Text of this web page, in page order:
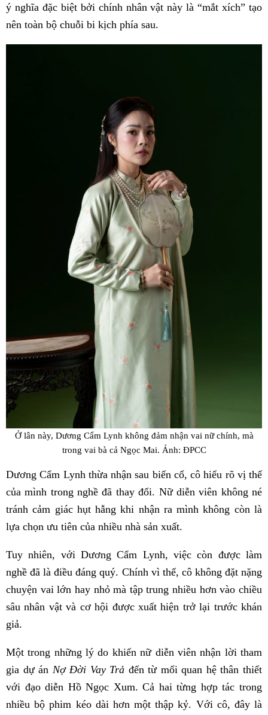
ý nghĩa đặc biệt bởi chính nhân vật này là “mắt xích” tạo
nên toàn bộ chuỗi bi kịch phía sau.
Ở lân này, Dương Cẩm Lynh không đảm nhận vai nữ chính, mà
trong vai bà cả Ngọc Mai. Ảnh: ĐPCC
Dương Cẩm Lynh thừa nhận sau biến cố, cô hiểu rõ vị thế
của mình trong nghề đã thay đổi. Nữ diễn viên không né
tránh cảm giác hụt hẫng khi nhận ra mình không còn là
lựa chọn ưu tiên của nhiều nhà sản xuất.
Tuy nhiên, với Dương Cẩm Lynh, việc còn được làm
nghề đã là điều đáng quý. Chính vì thế, cô không đặt nặng
chuyện vai lớn hay nhỏ mà tập trung nhiều hơn vào chiều
sâu nhân vật và cơ hội được xuất hiện trở lại trước khán
giả.
Một trong những lý do khiến nữ diễn viên nhận lời tham
gia dự án Nợ Đời Vay Trả đến từ mối quan hệ thân thiết
với đạo diễn Hồ Ngọc Xum. Cả hai từng hợp tác trong
nhiều bộ phim kéo dài hơn một thập kỷ. Với cô, đây là